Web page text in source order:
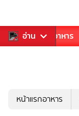
อ่าน
การเพลง อาหาร
หน้าแรกอาหาร